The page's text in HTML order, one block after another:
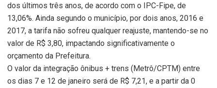
dos últimos três anos, de acordo com o IPC-Fipe, de
13,06%. Ainda segundo o município, por dois anos, 2016 e
2017, a tarifa não sofreu qualquer reajuste, mantendo-se no
valor de R$ 3,80, impactando significativamente o
orçamento da Prefeitura.
O valor da integração ônibus + trens (Metrô/CPTM) entre
os dias 7 e 12 de janeiro será de R$ 7,21, e a partir da 0